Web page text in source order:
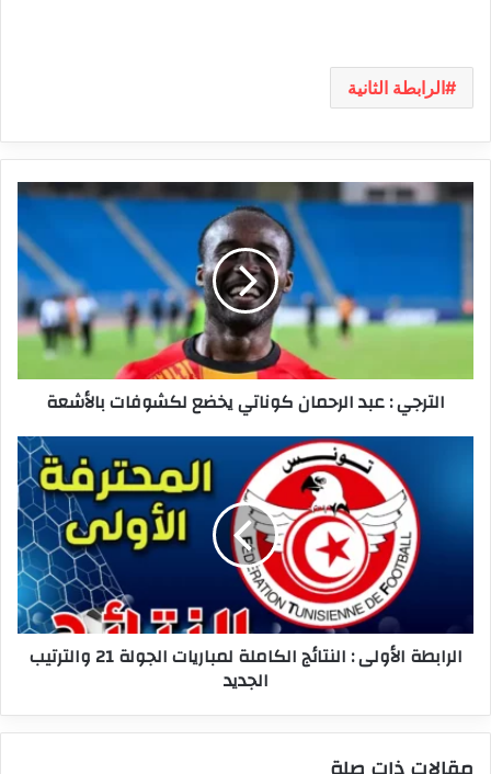
الرابطة الثانية
يخضع
لكشوفات
الترجي : عبد الرحمان كوناتي يخضع لكشوفات بالأشعة
والترتيب
الجديد
الرابطة الأولى : النتائج الكاملة لمباريات الجولة 21 والترتيب
الجديد